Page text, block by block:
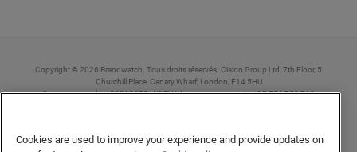
Copyright © 2026 Brandwatch. Tous droits réservés. Cision Group Ltd, 7th Floor, 5
Churchill Place, Canary Wharf, London, E14 5HU
Company number: 03898053 | N° TVA Intracommunautaire : GB 754 750 710
Cookies are used to improve your experience and provide updates on